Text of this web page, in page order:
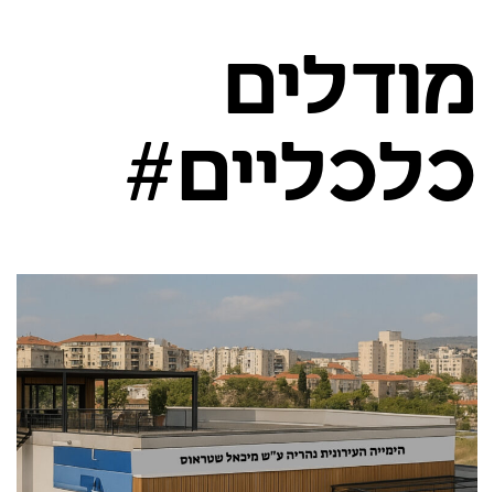
מודלים
כלכליים#